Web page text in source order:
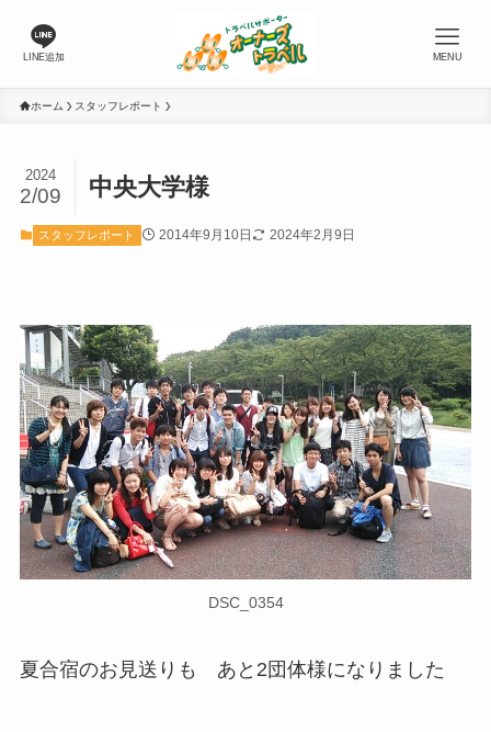
LINE追加 MENU
ホーム スタッフレポート
中央大学様
2024
2/09
スタッフレポート 2014年9月10日 2024年2月9日
DSC_0354
夏合宿のお見送りも あと2団体様になりました